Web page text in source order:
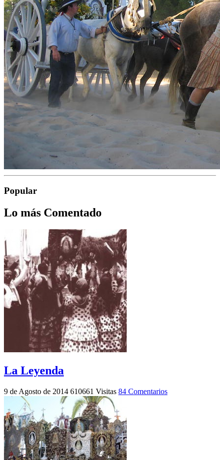
Popular
Lo más Comentado
La Leyenda
9 de Agosto de 2014 610661 Visitas 84 Comentarios